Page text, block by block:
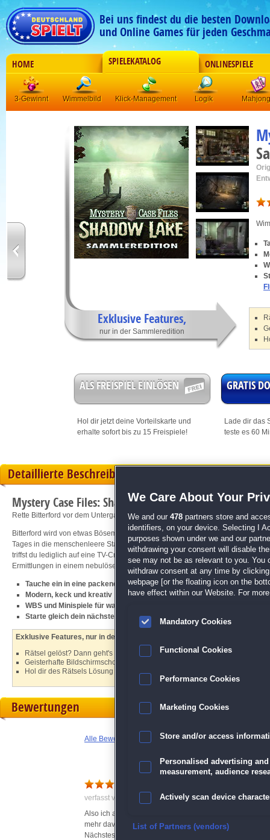
Bei uns findest du die besten
und Online Games für jeden
HOME SPIELEKATALOG ONLINESPIELE
3-Gewinnt Wimmelbild Klick-Management Logik Mahjong
Exklusive Features,
nur in der Sammleredition
ALS FREISPIEL EINLÖSEN
Hol dir jetzt deine Vorteilskarte und
erhalte sofort bis zu 15 Freispiele!
GRATIS
Lade dir das
teste es 60
Detaillierte Beschreibung
Mystery Case Files: Shadow Lake Sammleredition
Rette Bitterford vor dem Untergang!
Bitterford wird von etwas Bösem heimgesucht, darüber ist Hellseherin
Tages in die menschenleere Stadt gerufen, um herauszufinden, welche
triffst du lediglich auf eine TV-Crew, die irgendetwas von der Serie "Ghost
Ermittlungen in einem nebulösen
Wimmelbild -Fall! Doch sei vorsichtig, sonst
Tauche ein in eine packende Story mit echten Schauspielern
Modern, keck und kreativ
WBS und Minispiele für wahre Meisterdetektive
Starte gleich dein nächstes MCF-Abenteuer mit
Mystery Case Files:
Exklusive Features, nur in der Sammleredition:
Rätsel gelöst? Dann geht's weiter im exklusiven Bonuskapitel
Geisterhafte Bildschirmschoner und Hintergrundbilder
Hol dir des Rätsels Lösung im integrierten Handbuch
Bewertungen
Alle Bewertungen anzeigen
verfasst von Anonym am 11.03.2019 um 09:49
Also ich als großer Wimmelbildfan fand das Spiel eher
mehr davon gewünscht. Teilweise fand ich das Spiel
Nächstes zu tun ist. Das Handbuch hilft Einem auch
We Care About Your
We and our 478 partners store and
identifiers, on your device. Selecting I
purposes shown under we and our
withdrawing your consent will disable
see may not be as relevant to you. You
withdraw consent at any time by
webpage [or the floating icon on the
have effect within our Website. For
Mandatory Cookies
Functional Cookies
Performance Cookies
Marketing Cookies
Store and/or access
Personalised advertising
measurement, audience
Actively scan device
Ensure security, prevent
List of Partners (vendors)